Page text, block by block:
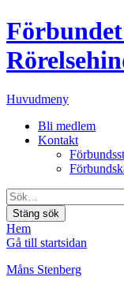
Huvudmeny
Bli medlem
Kontakt
Stäng sök
Hem
Gå till startsidan
Måns Stenberg